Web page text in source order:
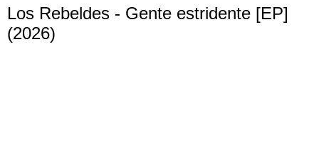
Los Rebeldes - Gente estridente [EP]
(2026)